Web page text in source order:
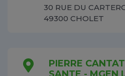
30 RUE DU
49300 CHOLET
PIERRE